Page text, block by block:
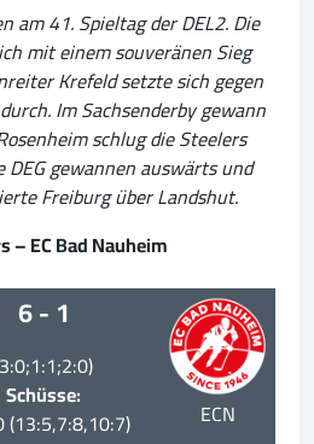
am 41. Spieltag der DEL2. Die
mit einem souveränen Sieg
Krefeld setzte sich gegen
Im Sachsenderby gewann
schlug die Steelers
gewannen auswärts und
Freiburg über Landshut.
– EC Bad Nauheim
6 - 1
Schüsse:
(13:5,7:8,10:7)
ECN